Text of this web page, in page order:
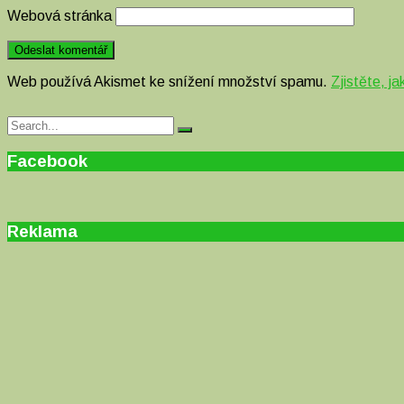
Webová stránka
Web používá Akismet ke snížení množství spamu. Zjistěte,
Search
for:
Search
Facebook
Reklama